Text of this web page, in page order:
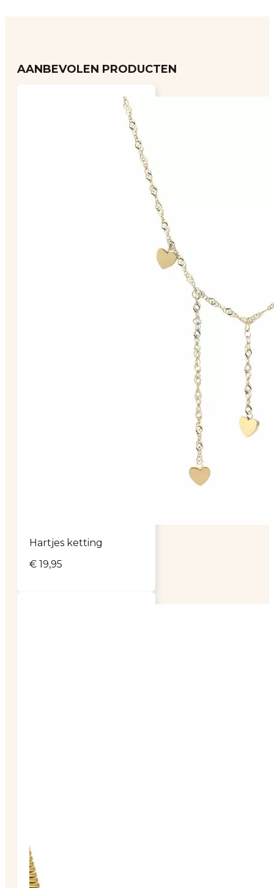
AANBEVOLEN PRODUCTEN
Hartjes ketting
€ 19,95